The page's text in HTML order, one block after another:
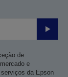
Enviar
de
e
da Epson